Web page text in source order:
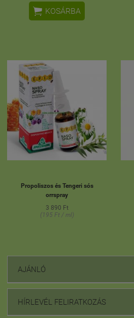
 KOSÁRBA
Propoliszos és Tengeri sós
orrspray
3 890 Ft
(195 Ft / ml)
AJÁNLÓ
HÍRLEVÉL FELIRATKOZÁS